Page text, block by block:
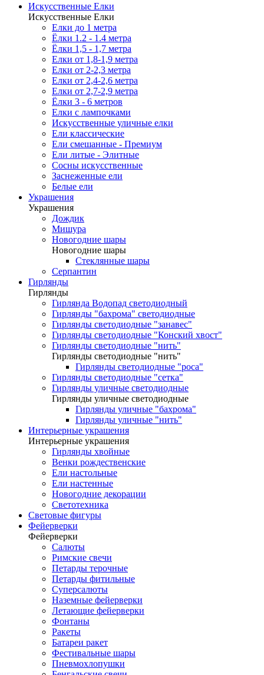
Искусственные Елки
Искусственные Елки
Елки до 1 метра
Ёлки 1.2 - 1.4 метра
Ёлки 1,5 - 1,7 метра
Елки от 1,8-1,9 метра
Елки от 2-2,3 метра
Елки от 2,4-2,6 метра
Елки от 2,7-2,9 метра
Ёлки 3 - 6 метров
Елки с лампочками
Искусственные уличные елки
Ели классические
Ели смешанные - Премиум
Ели литые - Элитные
Сосны искусственные
Заснеженные ели
Белые ели
Украшения
Украшения
Дождик
Мишура
Новогодние шары
Новогодние шары
Стеклянные шары
Серпантин
Гирлянды
Гирлянды
Гирлянда Водопад светодиодный
Гирлянды "бахрома" светодиодные
Гирлянды светодиодные "занавес"
Гирлянды светодиодные "Конский хвост"
Гирлянды светодиодные "нить"
Гирлянды светодиодные "нить"
Гирлянды светодиодные "роса"
Гирлянды светодиодные "сетка"
Гирлянды уличные светодиодные
Гирлянды уличные светодиодные
Гирлянды уличные "бахрома"
Гирлянды уличные "нить"
Интерьерные украшения
Интерьерные украшения
Гирлянды хвойные
Венки рождественские
Ели настольные
Ели настенные
Новогодние декорации
Светотехника
Световые фигуры
Фейерверки
Фейерверки
Салюты
Римские свечи
Петарды терочные
Петарды фитильные
Суперсалюты
Наземные фейерверки
Летающие фейерверки
Фонтаны
Ракеты
Батареи ракет
Фестивальные шары
Пневмохлопушки